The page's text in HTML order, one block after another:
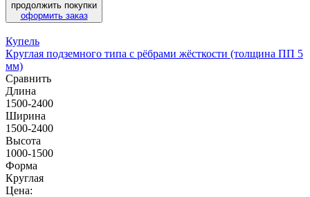
продолжить покупки
оформить заказ
Купель
Круглая подземного типа с рёбрами жёсткости (толщина ПП 5
мм)
Сравнить
Длина
1500-2400
Ширина
1500-2400
Высота
1000-1500
Форма
Круглая
Цена: